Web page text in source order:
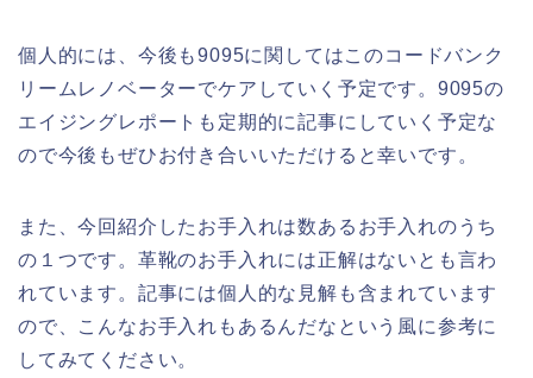
個人的には、今後も9095に関してはこのコードバンク
リームレノベーターでケアしていく予定です。9095の
エイジングレポートも定期的に記事にしていく予定な
ので今後もぜひお付き合いいただけると幸いです。
また、今回紹介したお手入れは数あるお手入れのうち
の１つです。革靴のお手入れには正解はないとも言わ
れています。記事には個人的な見解も含まれています
ので、こんなお手入れもあるんだなという風に参考に
してみてください。